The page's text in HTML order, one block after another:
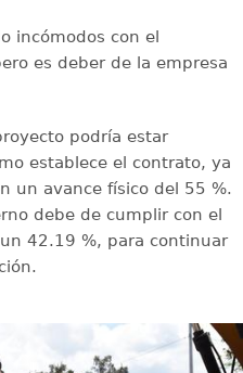
incómodos con el
es deber de la empresa
podría estar
establece el contrato, ya
un avance físico del 55 %.
debe de cumplir con el
42.19 %, para continuar